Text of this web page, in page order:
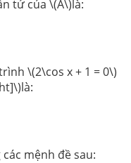
tử của \(A\)là:
\(2\cos x + 1 = 0\)
mệnh đề sau: